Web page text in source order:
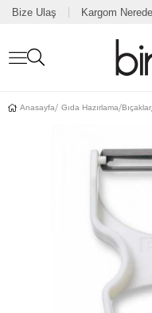
Bize Ulaş Kargom Nerede
Anasayfa Gıda Hazırlama Bıçaklar